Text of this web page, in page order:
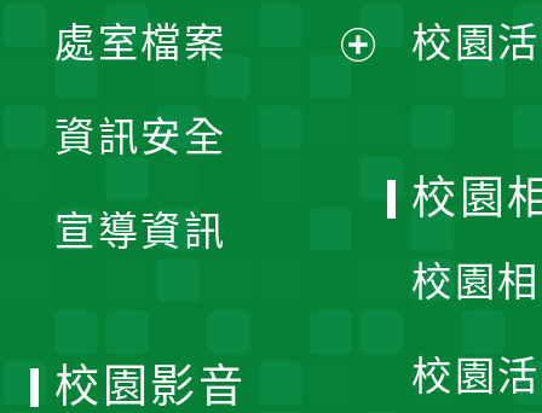
單
處室檔案
資訊安全
宣導資訊
校園
校園
校園
校園
校園影音